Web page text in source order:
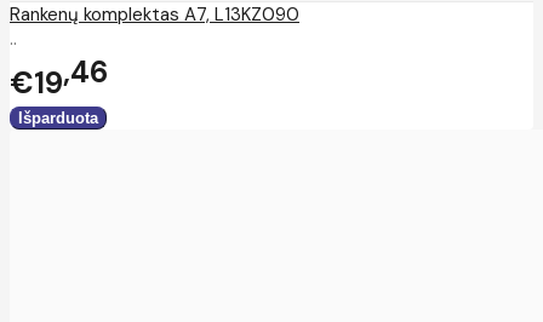
Rankenų komplektas A7, L13KZ090
..
€19 46